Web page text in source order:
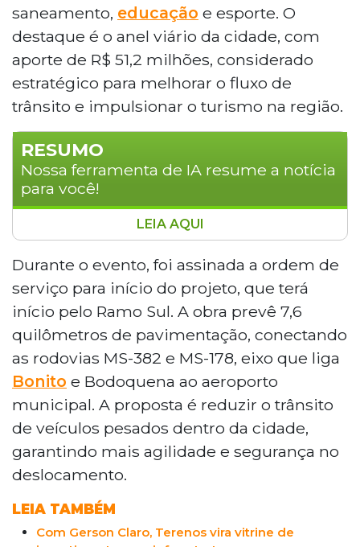
saneamento, educação e esporte. O
destaque é o anel viário da cidade, com
aporte de R$ 51,2 milhões, considerado
estratégico para melhorar o fluxo de
trânsito e impulsionar o turismo na região.
RESUMO
Nossa ferramenta de IA resume a notícia
para você!
O governador Eduardo Riedel cumpriu
agenda em Bonito nesta sexta-feira para
entregar e lançar obras que somam
investimentos em infraestrutura,
saneamento, educação e esporte. O
destaque é o anel viário, com R$ 51,2
milhões, que prevê 7,6 km de
pavimentação ligando as rodovias MS-
382 e MS-178. Também foram entregues
obras de pavimentação no bairro
Atlântico, reforma de escola e ginásio, e
autorizada ampliação do esgotamento
sanitário.
LEIA AQUI
Durante o evento, foi assinada a ordem de
serviço para início do projeto, que terá
início pelo Ramo Sul. A obra prevê 7,6
quilômetros de pavimentação, conectando
as rodovias MS-382 e MS-178, eixo que liga
Bonito e Bodoquena ao aeroporto
municipal. A proposta é reduzir o trânsito
de veículos pesados dentro da cidade,
garantindo mais agilidade e segurança no
deslocamento.
LEIA TAMBÉM
Com Gerson Claro, Terenos vira vitrine de